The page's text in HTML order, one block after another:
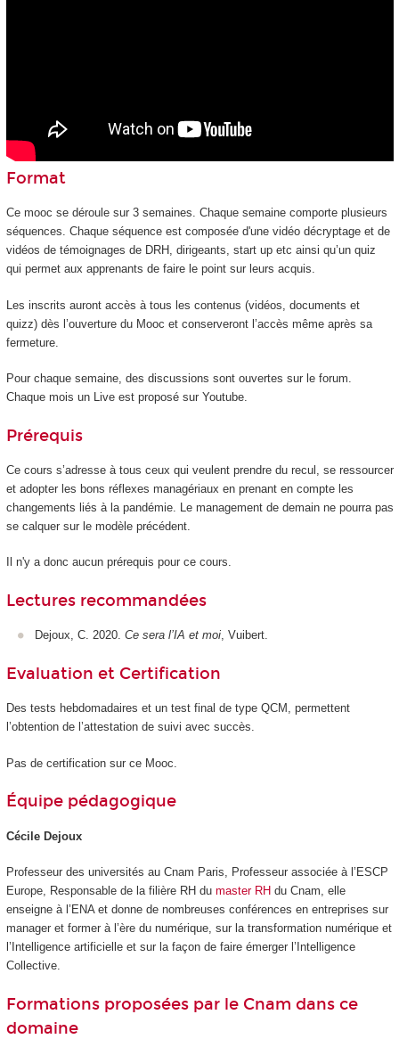
Format
Ce mooc se déroule sur 3 semaines. Chaque semaine comporte plusieurs
séquences. Chaque séquence est composée d'une vidéo décryptage et de
vidéos de témoignages de DRH, dirigeants, start up etc ainsi qu’un quiz
qui permet aux apprenants de faire le point sur leurs acquis.
Les inscrits auront accès à tous les contenus (vidéos, documents et
quizz) dès l’ouverture du Mooc et conserveront l’accès même après sa
fermeture.
Pour chaque semaine, des discussions sont ouvertes sur le forum.
Chaque mois un Live est proposé sur Youtube.
Prérequis
Ce cours s’adresse à tous ceux qui veulent prendre du recul, se ressourcer
et adopter les bons réflexes managériaux en prenant en compte les
changements liés à la pandémie. Le management de demain ne pourra pas
se calquer sur le modèle précédent.
Il n'y a donc aucun prérequis pour ce cours.
Lectures recommandées
Dejoux, C. 2020. Ce sera l’IA et moi, Vuibert.
Evaluation et Certification
Des tests hebdomadaires et un test final de type QCM, permettent
l’obtention de l’attestation de suivi avec succès.
Pas de certification sur ce Mooc
Équipe pédagogique
Cécile Dejoux
Professeur des universités au Cnam Paris, Professeur associée à l’ESCP
Europe, Responsable de la filière RH du master RH du Cnam, elle
enseigne à l’ENA et donne de nombreuses conférences en entreprises sur
manager et former à l’ère du numérique, sur la transformation numérique et
l’Intelligence artificielle et sur la façon de faire émerger l’Intelligence
Collective.
Formations proposées par le Cnam dans ce
domaine